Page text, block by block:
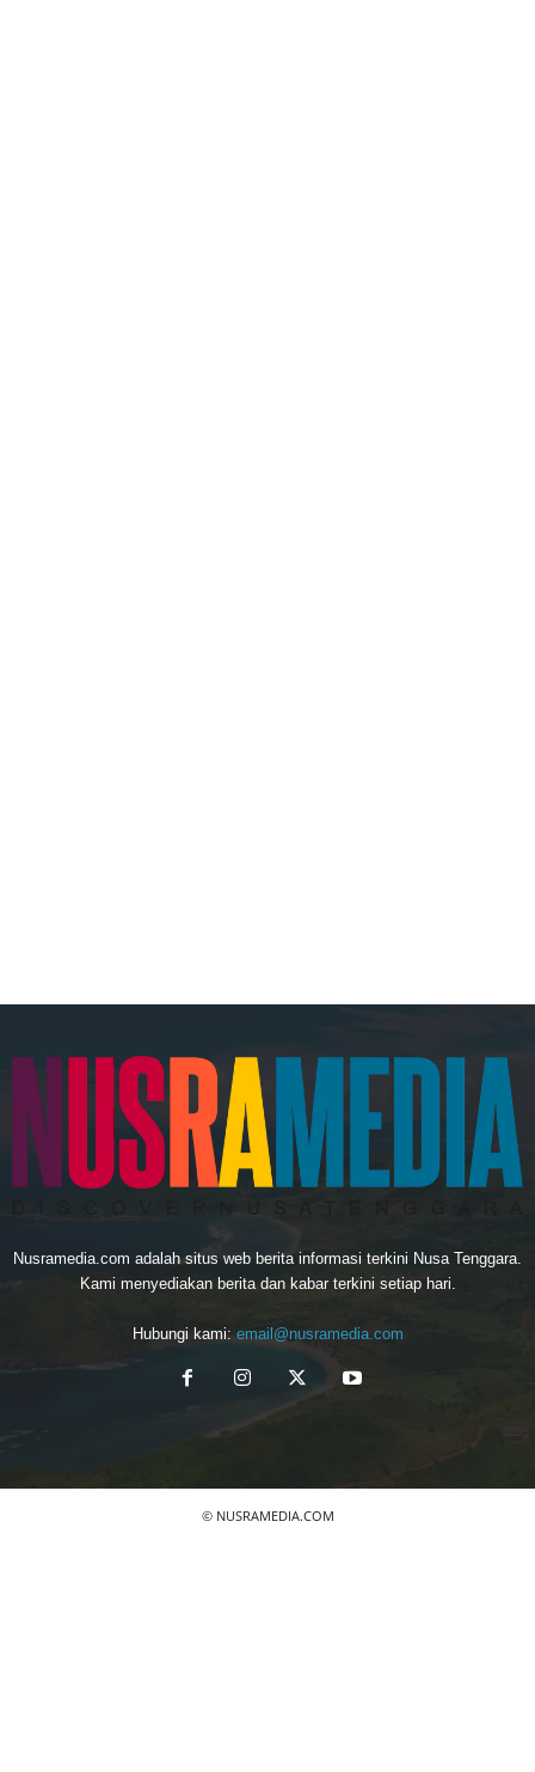
Nusramedia.com adalah situs web berita informasi terkini Nusa Tenggara.
Kami menyediakan berita dan kabar terkini setiap hari.
Hubungi kami: email@nusramedia.com
© NUSRAMEDIA.COM